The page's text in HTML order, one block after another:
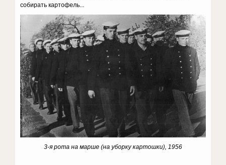
собирать картофель...
3-я рота на марше (на уборку картошки), 1956